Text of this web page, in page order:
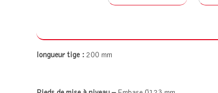
longueur tige : 200 mm